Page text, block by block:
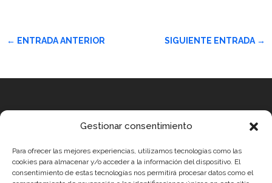
Gestionar consentimiento
Para ofrecer las mejores experiencias, utilizamos tecnologías como las
cookies para almacenar y/o acceder a la información del dispositivo. El
consentimiento de estas tecnologías nos permitirá procesar datos como el
← ENTRADA ANTERIOR SIGUIENTE ENTRADA→
ROBOTIX CASTELLÓN
INGENIOOS VALENCIA